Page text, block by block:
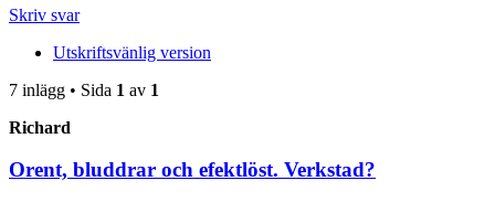
Skriv svar
Utskriftsvänlig version
7 inlägg • Sida 1 av 1
Richard
Orent, bluddrar och efektlöst. Verkstad?